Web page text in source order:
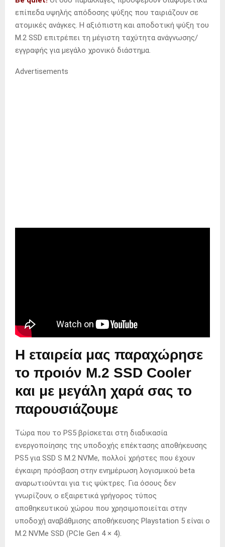
επίπεδα υψηλής απόδοσης ψύξης που ταιριάζουν σε
ατομικές ανάγκες. Η αξιόπιστη και αποδοτική ψύξη του
M.2 SSD επιτρέπει τη μέγιστη ταχύτητα ανάγνωσης/
εγγραφής για μεγάλο χρονικό διάστημα.
Advertisements
Η εταιρεία μας παραχώρησε
το προιόν M.2 SSD Cooler
και με μεγάλη χαρά σας το
παρουσιάζουμε
Τώρα που το PS5 βρίσκεται στη διαδικασία
ενεργοποίησης της υποδοχής επέκτασης αποθήκευσης
PS5 για SSD S M.2 NVMe, πολλοί χρήστες που έχουν
έγκαιρη πρόσβαση στην ενημέρωση λογισμικού beta
αναρωτιούνται για τις ψύκτρες. Για όσους δεν
γνωρίζουν, ο εξαιρετικά γρήγορος τύπος
αποθηκευτικού χώρου που χρησιμοποιείται στην
υποδοχή αναβάθμισης αποθήκευσης Playstation 5 είναι ο
M.2 NVMe SSD (PCIe Gen 4 × 4).